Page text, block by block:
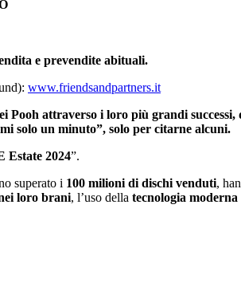
e prevendite abituali.
www.friendsandpartners.it
attraverso i loro più grandi
solo un minuto”, solo per citarne alcuni.
Estate 2024”.
superato i 100 milioni di dischi venduti,
loro brani, l’uso della tecnologia moderna